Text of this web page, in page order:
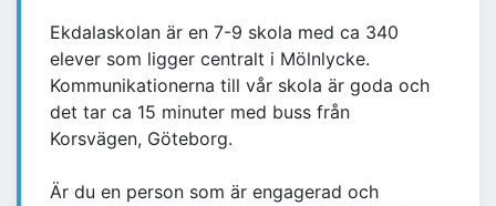
Ekdalaskolan är en 7-9 skola med ca 340
elever som ligger centralt i Mölnlycke.
Kommunikationerna till vår skola är goda och
det tar ca 15 minuter med buss från
Korsvägen, Göteborg.
Är du en person som är engagerad och